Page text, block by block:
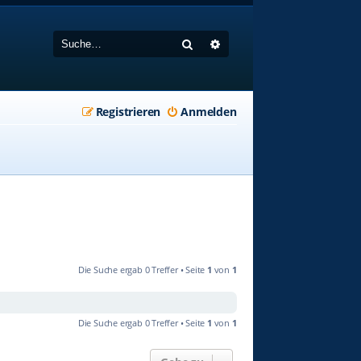
Suche
Anmelden
Registrieren
Die Suche ergab 0 Treffer • Seite 1 von 1
Die Suche ergab 0 Treffer • Seite 1 von 1